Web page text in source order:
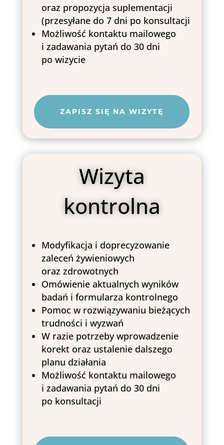
oraz propozycja suplementacji
(przesyłane do 7 dni po konsultacji
Możliwość kontaktu mailowego
i zadawania pytań do 30 dni
po wizycie
ZAPISZ SIĘ NA WIZYTĘ
Wizyta
kontrolna
Modyfikacja i doprecyzowanie
zaleceń żywieniowych
oraz zdrowotnych
Omówienie aktualnych wyników
badań i formularza kontrolnego
Pomoc w rozwiązywaniu bieżących
trudności i wyzwań
W razie potrzeby wprowadzenie
korekt oraz ustalenie dalszego
planu działania
Możliwość kontaktu mailowego
i zadawania pytań do 30 dni
po konsultacji